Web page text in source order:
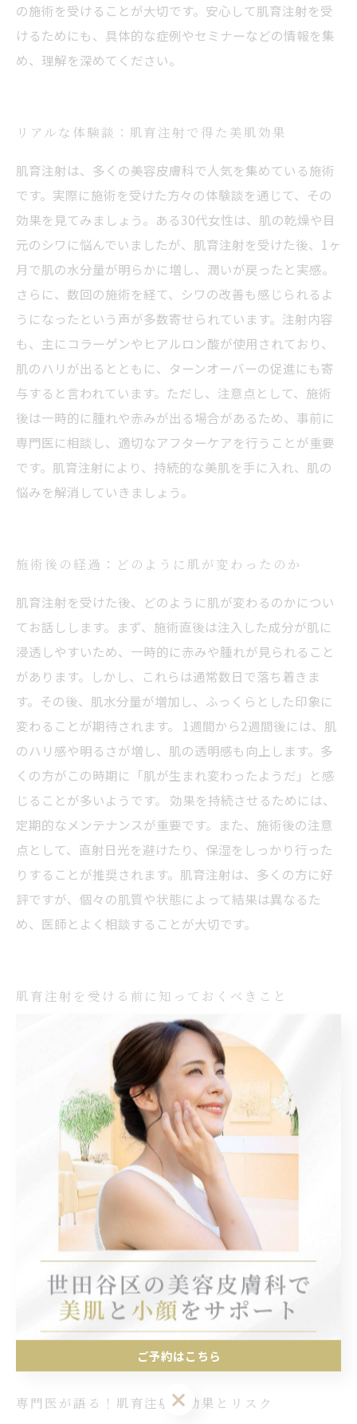
の施術を受けることが大切です。安心して肌育注射を受
けるためにも、具体的な症例やセミナーなどの情報を集
め、理解を深めてください。
リアルな体験談：肌育注射で得た美肌効果
肌育注射は、多くの美容皮膚科で人気を集めている施術
です。実際に施術を受けた方々の体験談を通じて、その
効果を見てみましょう。ある30代女性は、肌の乾燥や目
元のシワに悩んでいましたが、肌育注射を受けた後、1ヶ
月で肌の水分量が明らかに増し、潤いが戻ったと実感。
さらに、数回の施術を経て、シワの改善も感じられるよ
うになったという声が多数寄せられています。注射内容
も、主にコラーゲンやヒアルロン酸が使用されており、
肌のハリが出るとともに、ターンオーバーの促進にも寄
与すると言われています。ただし、注意点として、施術
後は一時的に腫れや赤みが出る場合があるため、事前に
専門医に相談し、適切なアフターケアを行うことが重要
です。肌育注射により、持続的な美肌を手に入れ、肌の
悩みを解消していきましょう。
施術後の経過：どのように肌が変わったのか
肌育注射を受けた後、どのように肌が変わるのかについ
てお話しします。まず、施術直後は注入した成分が肌に
浸透しやすいため、一時的に赤みや腫れが見られること
があります。しかし、これらは通常数日で落ち着きま
す。その後、肌水分量が増加し、ふっくらとした印象に
変わることが期待されます。 1週間から2週間後には、肌
のハリ感や明るさが増し、肌の透明感も向上します。多
くの方がこの時期に「肌が生まれ変わったようだ」と感
じることが多いようです。 効果を持続させるためには、
定期的なメンテナンスが重要です。また、施術後の注意
点として、直射日光を避けたり、保湿をしっかり行った
りすることが推奨されます。肌育注射は、多くの方に好
評ですが、個々の肌質や状態によって結果は異なるた
め、医師とよく相談することが大切です。
肌育注射を受ける前に知っておくべきこと
肌育注射を受ける前に知っておくべきこととして、まず
施術の効果や特徴を理解することが大切です。肌育注射
は、主にコラーゲンやヒアルロン酸を皮膚に直接注入す
ることで、肌の水分量を増加させ、ハリと弾力を改善す
る施術です。この施術は、肌のターンオーバーを促進
し、しわやたるみの改善に寄与することも期待されてい
ます。 具体的な効果例としては、施術後数週間で肌のツ
ヤや質感が向上し、柔らかな印象を与えるといった声が
多く寄せられています。しかし、施術に際しては個人差
があるため、すべての人に同じ効果が現れるわけではあ
りません。 注意点としては、アレルギー反応や施術後の
腫れが起こる可能性があるため、必ず信頼できる医療機
関でのカウンセリングを受けることが求められます。
専門医が語る！肌育注射の効果とリスク
ご予約はこちら
ご予約はこちら